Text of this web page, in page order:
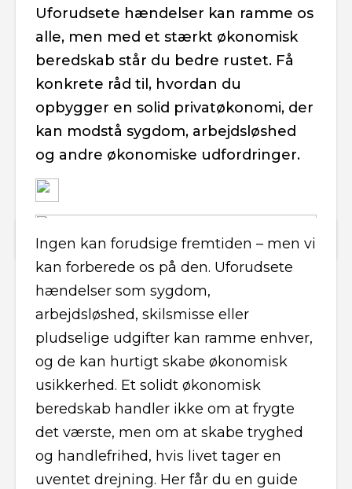
Uforudsete hændelser kan ramme os
alle, men med et stærkt økonomisk
beredskab står du bedre rustet. Få
konkrete råd til, hvordan du
opbygger en solid privatøkonomi, der
kan modstå sygdom, arbejdsløshed
og andre økonomiske udfordringer.
Ingen kan forudsige fremtiden – men vi
kan forberede os på den. Uforudsete
hændelser som sygdom,
arbejdsløshed, skilsmisse eller
pludselige udgifter kan ramme enhver,
og de kan hurtigt skabe økonomisk
usikkerhed. Et solidt økonomisk
beredskab handler ikke om at frygte
det værste, men om at skabe tryghed
og handlefrihed, hvis livet tager en
uventet drejning. Her får du en guide